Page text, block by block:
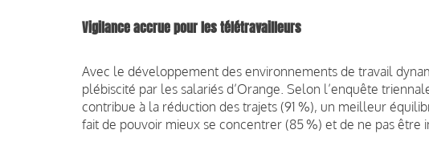
Vigilance accrue pour les télétravailleurs
Avec le développement des environnements de travail
plébiscité par les salariés d’Orange. Selon l’enquête
contribue à la réduction des trajets (91 %), un meilleur
fait de pouvoir mieux se concentrer (85 %) et de ne pas être